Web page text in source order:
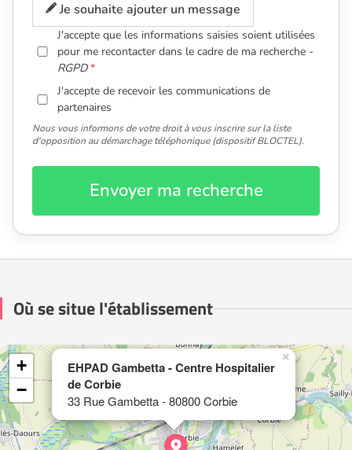
Je souhaite ajouter un message
J'accepte que les informations saisies soient utilisées
pour me recontacter dans le cadre de ma recherche -
RGPD
J'accepte de recevoir les communications de
partenaires
Nous vous informons de votre droit à vous inscrire sur la liste
d'opposition au démarchage téléphonique (dispositif BLOCTEL).
Envoyer ma recherche
Où se situe l'établissement
EHPAD Gambetta - Centre Hospitalier
de Corbie
33 Rue Gambetta - 80800 Corbie
×
+
−